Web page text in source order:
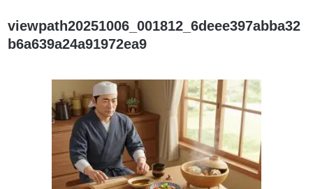
viewpath20251006_001812_6deee397abba32
b6a639a24a91972ea9